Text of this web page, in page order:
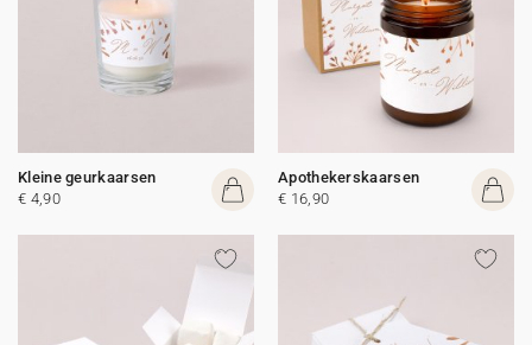
Kleine geurkaarsen
€ 4,90
Apothekerskaarsen
€ 16,90